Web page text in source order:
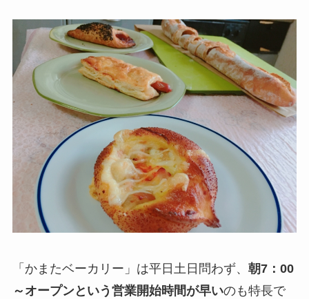
「かまたベーカリー」は平日土日問わず、 朝7：00
～オープンという営業開始時間が早いのも特長で